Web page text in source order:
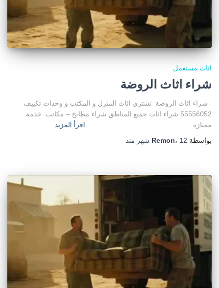
اثاث مستعمل
شراء اثاث الروضة
شراء اثاث الروضة نشتري اثاث المنزل و المكتب و وحدات تكييف
55556052 شراء اثاث جميع المناطق شراء مطابخ – مكاتب خدمة
ممتازة
اقرأ المزيد
بواسطة
Remon، 12 شهر منذ